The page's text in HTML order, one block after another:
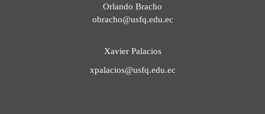
Orlando Bracho
obracho@usfq.edu.ec
Xavier Palacios
xpalacios@usfq.edu.ec